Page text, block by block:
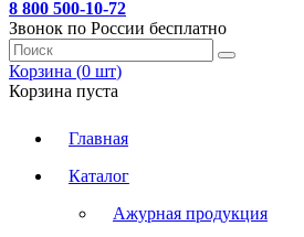
8 800 500-10-72
Звонок по России бесплатно
Корзина (0 шт)
Корзина пуста
Главная
Каталог
Ажурная продукция